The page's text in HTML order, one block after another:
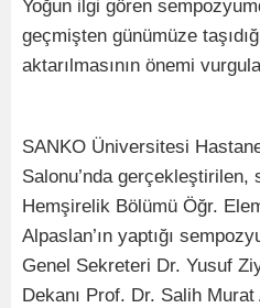
Yoğun ilgi gören
geçmişten günümüze
aktarılmasının önemi
SANKO Üniversitesi
Salonu’nda gerçekleştirilen,
Hemşirelik Bölümü Öğr.
Alpaslan’ın yaptığı
Genel Sekreteri Dr. Yusuf
Dekanı Prof. Dr. Salih